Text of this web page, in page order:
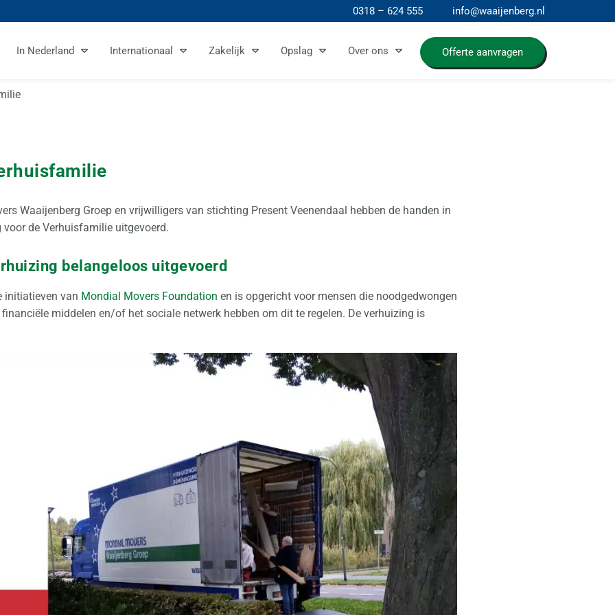
0318 – 624 555 info@waaijenberg.nl
In Nederland Internationaal Zakelijk Opslag Over ons Offerte aanvragen
Waaijenberg Groep en vrijwilligers van stichting Present Veenendaal hebben de handen in
de Verhuisfamilie uitgevoerd.
belangeloos uitgevoerd
initiatieven van Mondial Movers Foundation en is opgericht voor mensen die noodgedwongen
middelen en/of het sociale netwerk hebben om dit te regelen. De verhuizing is